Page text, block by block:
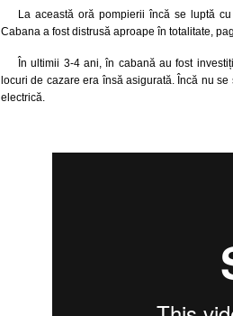
La această oră pompierii încă se luptă
Cabana a fost distrusă aproape în totalitate,
În ultimii 3-4 ani, în cabană au fost
locuri de cazare era însă asigurată. Încă nu
electrică.